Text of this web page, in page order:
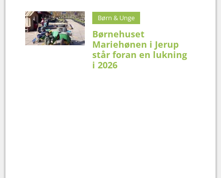
Børn & Unge
Børnehuset
Mariehønen i Jerup
står foran en lukning
i 2026